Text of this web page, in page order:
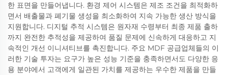
한 표면을 만들어냅니다. 환경 제어 시스템은 제조 조건을 최적화하
면서 배출물과 폐기물 생성을 최소화하여 지속 가능한 생산 방식을
지원합니다. 디지털 추적 시스템은 원자재 수령부터 최종 제품 출하
까지 완전한 추적성을 제공하여 품질 문제에 신속하게 대응하고 지
속적인 개선 이니셔티브를 촉진합니다. 주요 MDF 공급업체들의 이
러한 기술 투자는 요구가 높은 성능 기준을 충족하면서도 다양한 응
용 분야에서 고객에게 일관된 가치를 제공하는 우수한 제품을 만들